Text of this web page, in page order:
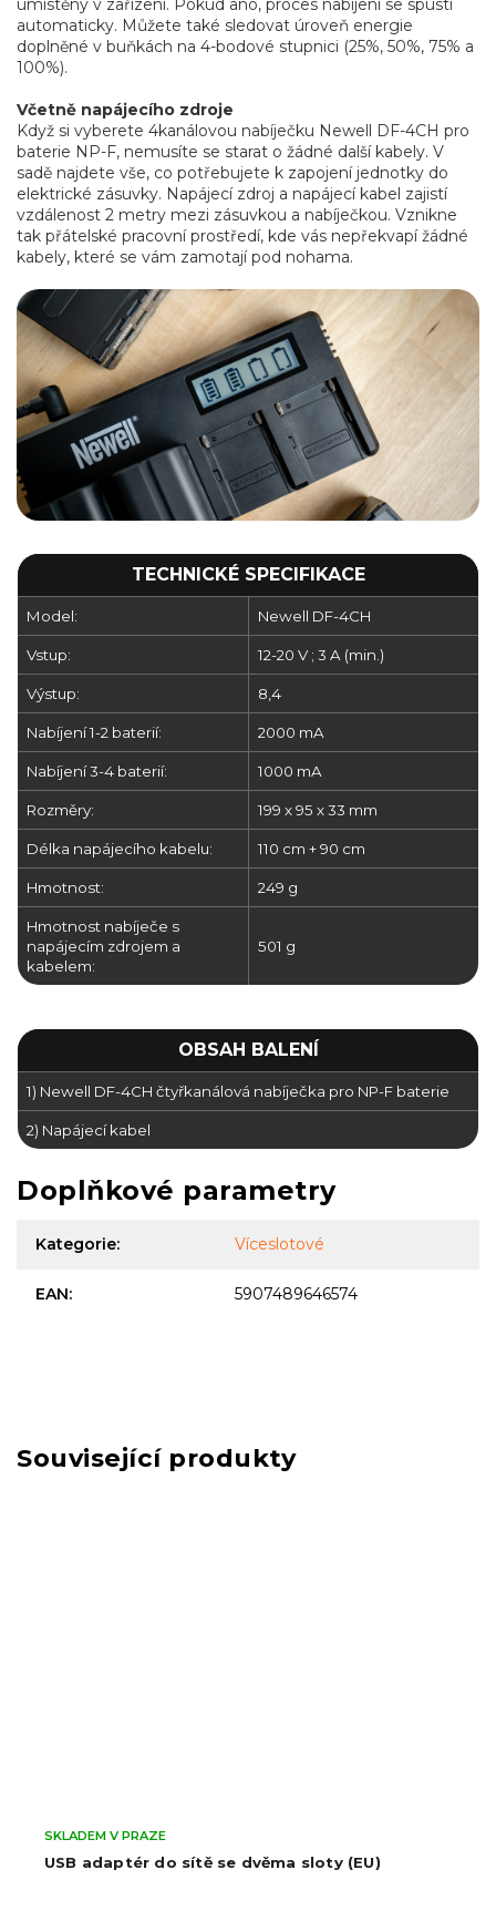
umístěny v zařízení. Pokud ano, proces nabíjení se spustí
automaticky. Můžete také sledovat úroveň energie
doplněné v buňkách na 4-bodové stupnici (25%, 50%, 75% a
100%).
Včetně napájecího zdroje
Když si vyberete 4kanálovou nabíječku Newell DF-4CH pro
baterie NP-F, nemusíte se starat o žádné další kabely. V
sadě najdete vše, co potřebujete k zapojení jednotky do
elektrické zásuvky. Napájecí zdroj a napájecí kabel zajistí
vzdálenost 2 metry mezi zásuvkou a nabíječkou. Vznikne
tak přátelské pracovní prostředí, kde vás nepřekvapí žádné
kabely, které se vám zamotají pod nohama.
TECHNICKÉ SPECIFIKACE
Model: Newell DF-4CH
Vstup: 12-20 V ; 3 A (min.)
Výstup: 8,4
Nabíjení 1-2 baterií: 2000 mA
Nabíjení 3-4 baterií: 1000 mA
Rozměry: 199 x 95 x 33 mm
Délka napájecího kabelu: 110 cm + 90 cm
Hmotnost: 249 g
Hmotnost nabíječe s
napájecím zdrojem a
kabelem:
501 g
OBSAH BALENÍ
1) Newell DF-4CH čtyřkanálová nabíječka pro NP-F baterie
2) Napájecí kabel
Doplňkové parametry
Kategorie: Víceslotové
EAN: 5907489646574
Související produkty
USB adaptér do sítě se dvěma sloty (EU)
SKLADEM V PRAZE